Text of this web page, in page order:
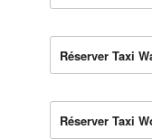
Réserver Taxi
Réserver Taxi